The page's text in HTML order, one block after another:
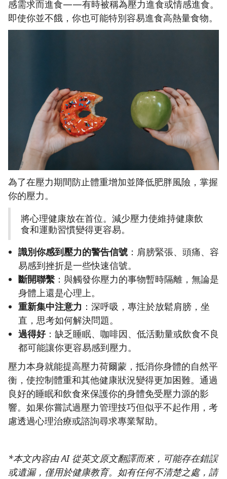
感需求而進食——有時被稱為壓力進食或情感進食。
即使你並不餓，你也可能特別容易進食高熱量食物。
為了在壓力期間防止體重增加並降低肥胖風險，掌握
你的壓力。
將心理健康放在首位。減少壓力使維持健康飲
食和運動習慣變得更容易。
識別你感到壓力的警告信號 ：肩膀緊張、頭痛、容
易感到挫折是一些快速信號。
斷開聯繫 ：與觸發你壓力的事物暫時隔離，無論是
身體上還是心理上。
重新集中注意力 ：深呼吸，專注於放鬆肩膀，坐
直，思考如何解決問題。
過得好：缺乏睡眠、咖啡因、低活動量或飲食不良
都可能讓你更容易感到壓力。
壓力本身就能提高壓力荷爾蒙，抵消你身體的自然平
衡，使控制體重和其他健康狀況變得更加困難。通過
良好的睡眠和飲食來保護你的身體免受壓力源的影
響。如果你嘗試過壓力管理技巧但似乎不起作用，考
慮透過心理治療或諮詢尋求專業幫助。
*本文內容由 AI 從英文原文翻譯而來，可能存在錯誤
或遺漏，僅用於健康教育。如有任何不清楚之處，請